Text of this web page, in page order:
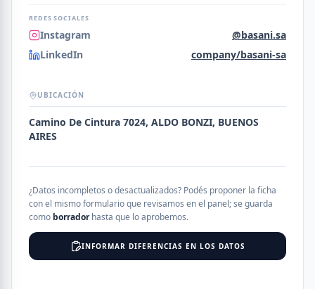
REDES SOCIALES
Instagram
@basani.sa
LinkedIn
company/basani-sa
UBICACIÓN
Camino De Cintura 7024, ALDO BONZI, BUENOS
AIRES
¿Datos incompletos o desactualizados? Podés proponer la ficha
con el mismo formulario que revisamos en el panel; se guarda
como borradorhasta que lo aprobemos.
INFORMAR DIFERENCIAS EN LOS DATOS